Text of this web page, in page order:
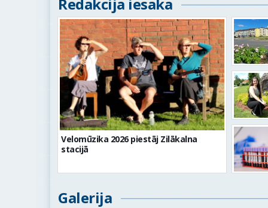
Velomūzika 2026 piestāj Zilākalna
stacijā
Galerija